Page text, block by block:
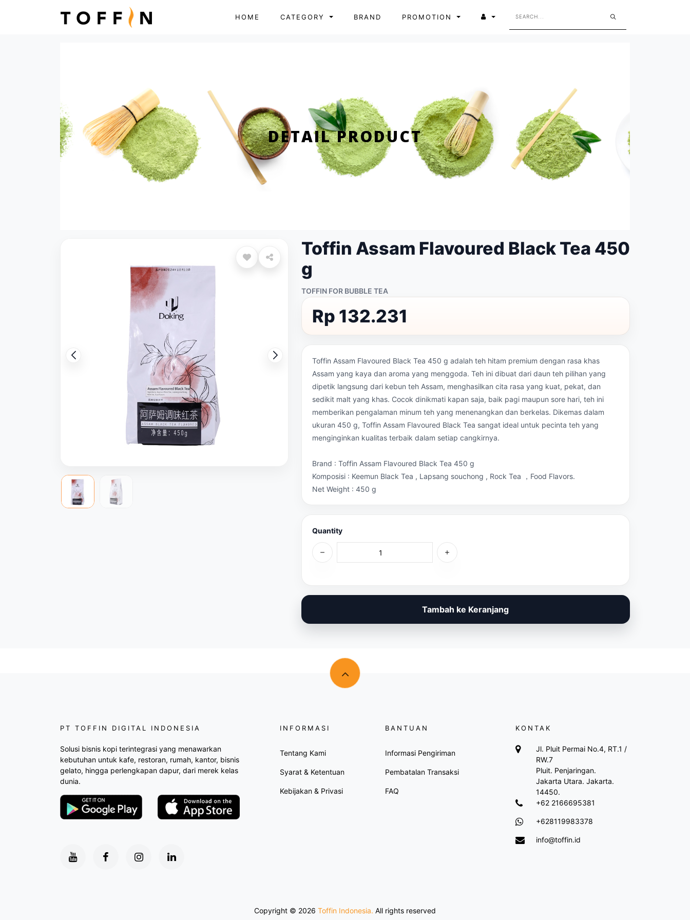
HOME CATEGORY BRAND PROMOTION
DETAIL PRODUCT
Toffin Assam Flavoured Black Tea 450
g
TOFFIN FOR BUBBLE TEA
Rp 132.231
Toffin Assam Flavoured Black Tea 450 g adalah teh hitam premium dengan rasa khas
Assam yang kaya dan aroma yang menggoda. Teh ini dibuat dari daun teh pilihan yang
dipetik langsung dari kebun teh Assam, menghasilkan cita rasa yang kuat, pekat, dan
sedikit malt yang khas. Cocok dinikmati kapan saja, baik pagi maupun sore hari, teh ini
memberikan pengalaman minum teh yang menenangkan dan berkelas. Dikemas dalam
ukuran 450 g, Toffin Assam Flavoured Black Tea sangat ideal untuk pecinta teh yang
menginginkan kualitas terbaik dalam setiap cangkirnya.
Brand : Toffin Assam Flavoured Black Tea 450 g
Komposisi : Keemun Black Tea , Lapsang souchong , Rock Tea ，Food Flavors.
Net Weight : 450 g
Quantity
Tambah ke Keranjang
PT TOFFIN DIGITAL INDONESIA
Solusi bisnis kopi terintegrasi yang menawarkan
kebutuhan untuk kafe, restoran, rumah, kantor, bisnis
gelato, hingga perlengkapan dapur, dari merek kelas
dunia.
INFORMASI
Tentang Kami
Syarat & Ketentuan
Kebijakan & Privasi
BANTUAN
Informasi Pengiriman
Pembatalan Transaksi
FAQ
KONTAK
Jl. Pluit Permai No.4, RT.1 /
RW.7
Pluit. Penjaringan.
Jakarta Utara. Jakarta.
14450.
+62 2166695381
+628119983378
info@toffin.id
Copyright © 2026 Toffin Indonesia. All rights reserved